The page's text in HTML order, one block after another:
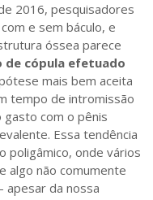
pesquisadores
e sem báculo, e
óssea parece
de cópula efetuado
mais bem aceita
tempo de intromissão
com o pênis
Essa tendência
poligâmico, onde vários
algo não comumente
apesar da nossa